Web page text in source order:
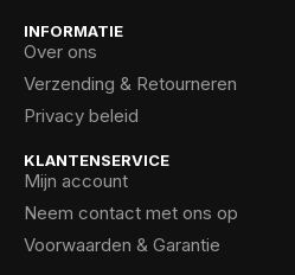
INFORMATIE
Over ons
Verzending & Retourneren
Privacy beleid
KLANTENSERVICE
Mijn account
Neem contact met ons op
Voorwaarden & Garantie